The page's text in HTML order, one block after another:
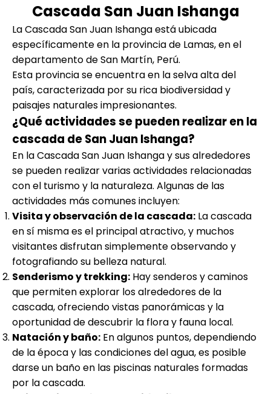
Cascada San Juan Ishanga
La Cascada San Juan Ishanga está ubicada
específicamente en la provincia de Lamas, en el
departamento de San Martín, Perú.
Esta provincia se encuentra en la selva alta del
país, caracterizada por su rica biodiversidad y
paisajes naturales impresionantes.
¿Qué actividades se pueden realizar en la
cascada de San Juan Ishanga?
En la Cascada San Juan Ishanga y sus alrededores
se pueden realizar varias actividades relacionadas
con el turismo y la naturaleza. Algunas de las
actividades más comunes incluyen:
Visita y observación de la cascada: La cascada
en sí misma es el principal atractivo, y muchos
visitantes disfrutan simplemente observando y
fotografiando su belleza natural.
Senderismo y trekking: Hay senderos y caminos
que permiten explorar los alrededores de la
cascada, ofreciendo vistas panorámicas y la
oportunidad de descubrir la flora y fauna local.
Natación y baño: En algunos puntos, dependiendo
de la época y las condiciones del agua, es posible
darse un baño en las piscinas naturales formadas
por la cascada.